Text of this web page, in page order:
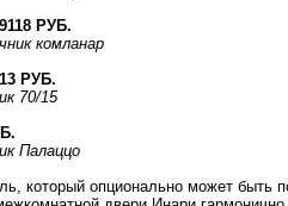
РУБ.
комланар
РУБ.
70/15
Палаццо
который опционально может быть